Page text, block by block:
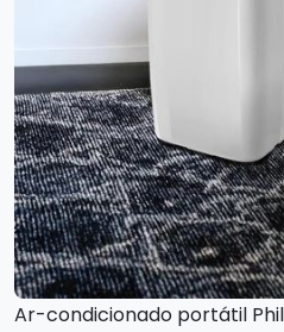
Ar-condicionado portátil